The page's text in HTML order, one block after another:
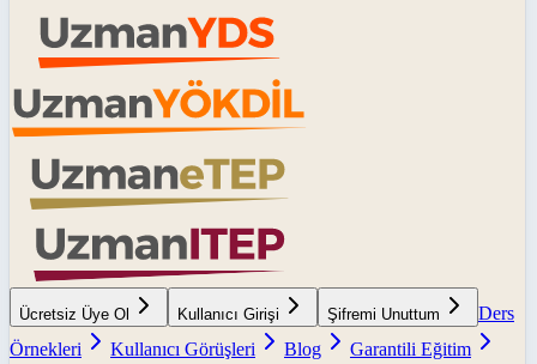
Ücretsiz Üye Ol Kullanıcı Girişi Şifremi Unuttum
Ders
Örnekleri
Kullanıcı Görüşleri Blog
Garantili Eğitim